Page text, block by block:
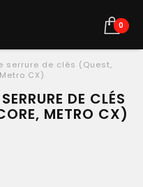
0
serrure de clés (Quest,
CX)
DE CLÉS
METRO CX)